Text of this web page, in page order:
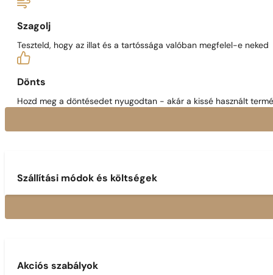
Szagolj
Teszteld, hogy az illat és a tartóssága valóban megfelel-e neked
Dönts
Hozd meg a döntésedet nyugodtan - akár a kissé használt
Szállítási módok és költségek
Akciós szabályok